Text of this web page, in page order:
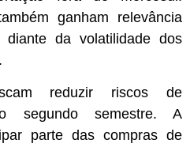
ganham relevância
diante da volatilidade dos
reduzir riscos de
segundo semestre. A
parte das compras de